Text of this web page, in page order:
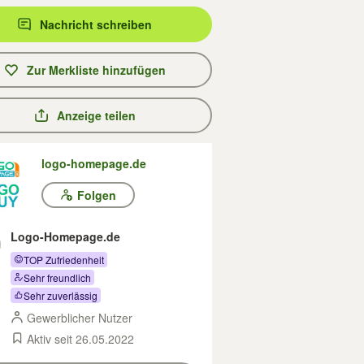
Nachricht schreiben
Zur Merkliste hinzufügen
Anzeige teilen
logo-homepage.de
Folgen
Logo-Homepage.de
TOP Zufriedenheit
Sehr freundlich
Sehr zuverlässig
Gewerblicher Nutzer
Aktiv seit 26.05.2022